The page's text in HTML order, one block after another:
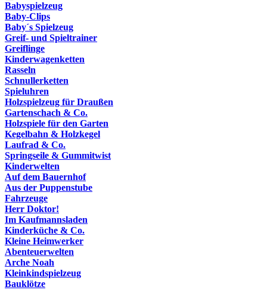
Babyspielzeug
Baby-Clips
Baby´s Spielzeug
Greif- und Spieltrainer
Greiflinge
Kinderwagenketten
Rasseln
Schnullerketten
Spieluhren
Holzspielzeug für Draußen
Gartenschach & Co.
Holzspiele für den Garten
Kegelbahn & Holzkegel
Laufrad & Co.
Springseile & Gummitwist
Kinderwelten
Auf dem Bauernhof
Aus der Puppenstube
Fahrzeuge
Herr Doktor!
Im Kaufmannsladen
Kinderküche & Co.
Kleine Heimwerker
Abenteuerwelten
Arche Noah
Kleinkindspielzeug
Bauklötze